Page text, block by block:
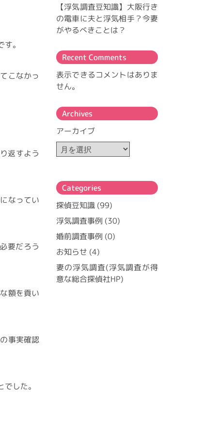
。
こなかっ
返すよう
なってい
要だろう
額を貢い
事実確認
した。
【浮気調査豆知識】大阪行き
の電車に夫と浮気相手？今妻
がやるべきことは？
Recent Comments
表示できるコメントはありま
せん。
Archives
アーカイブ
Categories
探偵豆知識 (99)
浮気調査事例 (30)
婚前調査事例 (0)
お知らせ (4)
妻の浮気調査(浮気調査が得
意な総合探偵社HP)